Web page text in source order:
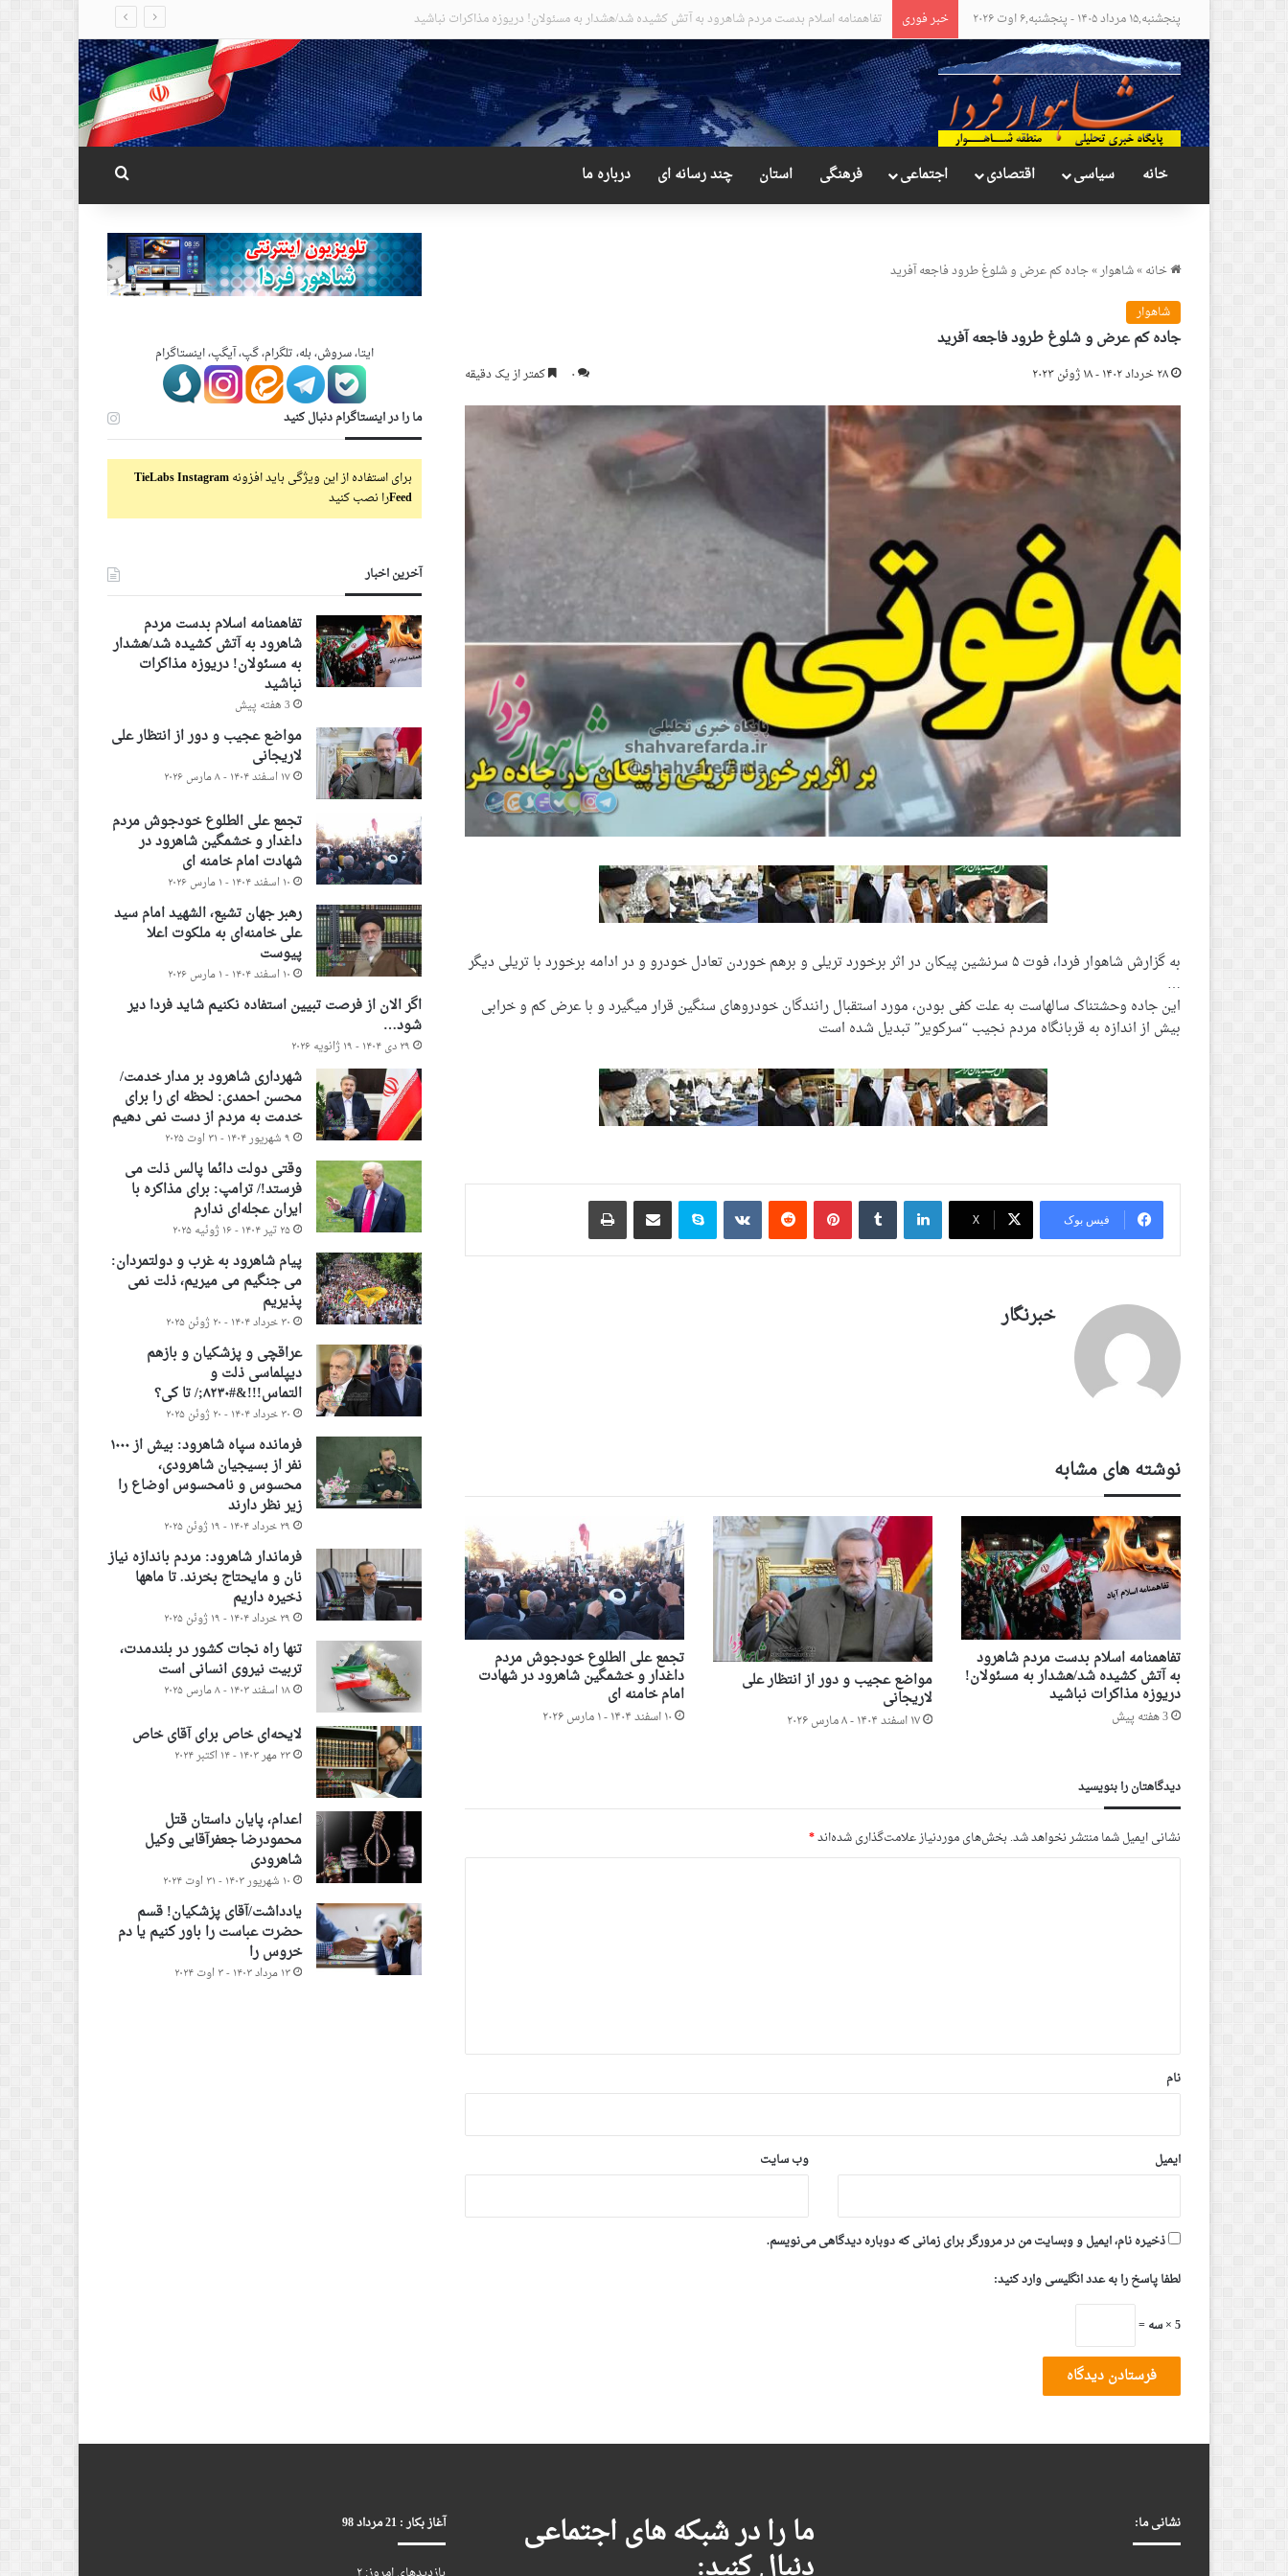
پنجشنبه,۱۵ مرداد ۱۴۰۵ - پنجشنبه,۶ اوت ۲۰۲۶ خبر فوری مواضع عجیب و دور از انتظار علی لاریجانی
خانه سیاسی اقتصادی اجتماعی فرهنگی استان چند رسانه ای درباره ما جستجو برای
خانه»شاهوار»جاده کم عرض و شلوغ طرود فاجعه آفرید
شاهوار
جاده کم عرض و شلوغ طرود فاجعه آفرید
۲۸ خرداد ۱۴۰۲ - ۱۸ ژوئن ۲۰۲۳ ۰ کمتر از یک دقیقه
به گزارش شاهوار فردا، فوت ۵ سرنشین پیکان در اثر برخورد تریلی و برهم خوردن تعادل خودرو و در ادامه برخورد با تریلی دیگر
…
این جاده وحشتناک سالهاست به علت کفی بودن، مورد استقبال رانندگان خودروهای سنگین قرار میگیرد و با عرض کم و خرابی
بیش از اندازه به قربانگاه مردم نجیب “سرکویر” تبدیل شده است
فیس بوک X
لینکدین ‫تامبلر ‫پین‌ترست‫رددیت ‫VKontakteاسکایپ اشتراک گذاری از طریق ایمیل چاپ
خبرنگار
نوشته های مشابه
تفاهمنامه اسلام بدست مردم شاهرود
به آتش کشیده شد/هشدار به مسئولان!
دریوزه مذاکرات نباشید
3 هفته پیش
مواضع عجیب و دور از انتظار علی
لاریجانی
۱۷ اسفند ۱۴۰۴ - ۸ مارس ۲۰۲۶
تجمع علی الطلوع خودجوش مردم
داغدار و خشمگین شاهرود در شهادت
امام خامنه ای
۱۰ اسفند ۱۴۰۴ - ۱ مارس ۲۰۲۶
دیدگاهتان را بنویسید
نشانی ایمیل شما منتشر نخواهد شد.بخش‌های موردنیاز علامت‌گذاری شده‌اند*
نام
ایمیل وب‌ سایت
ذخیره نام، ایمیل و وبسایت من در مرورگر برای زمانی که دوباره دیدگاهی می‌نویسم.
لطفا پاسخ را به عدد انگلیسی وارد کنید:
5 × سه =
ایتا، سروش، بله، تلگرام، گپ، آیگپ، اینستاگرام
ما را در اینستاگرام دنبال کنید
برای استفاده از این ویژگی باید افزونهTieLabs Instagram
Feedرا نصب کنید
آخرین اخبار
تفاهمنامه اسلام بدست مردم
شاهرود به آتش کشیده شد/هشدار
به مسئولان! دریوزه مذاکرات
نباشید
3 هفته پیش
مواضع عجیب و دور از انتظار علی
لاریجانی
۱۷ اسفند ۱۴۰۴ - ۸ مارس ۲۰۲۶
تجمع علی الطلوع خودجوش مردم
داغدار و خشمگین شاهرود در
شهادت امام خامنه ای
۱۰ اسفند ۱۴۰۴ - ۱ مارس ۲۰۲۶
رهبر جهان تشیع، الشهید امام سید
علی خامنه‌ای به ملکوت اعلا
پیوست
۱۰ اسفند ۱۴۰۴ - ۱ مارس ۲۰۲۶
اگر الان از فرصت تبیین استفاده نکنیم شاید فردا دیر
شود…
۲۹ دی ۱۴۰۴ - ۱۹ ژانویه ۲۰۲۶
شهرداری شاهرود بر مدار خدمت/
محسن احمدی: لحظه ای را برای
خدمت به مردم از دست نمی دهیم
۹ شهریور ۱۴۰۴ - ۳۱ اوت ۲۰۲۵
وقتی دولت دائما پالس ذلت می
فرستد!/ ترامپ: برای مذاکره با
ایران عجله‌ای ندارم
۲۵ تیر ۱۴۰۴ - ۱۶ ژوئیه ۲۰۲۵
پیام شاهرود به غرب و دولتمردان:
می جنگیم می میریم، ذلت نمی
پذیریم
۳۰ خرداد ۱۴۰۴ - ۲۰ ژوئن ۲۰۲۵
عراقچی و پزشکیان و بازهم
دیپلماسی ذلت و
التماس!!!&#۸۲۳۰;/ تا کی؟
۳۰ خرداد ۱۴۰۴ - ۲۰ ژوئن ۲۰۲۵
فرمانده سپاه شاهرود: بیش از ۱۰۰۰
نفر از بسیجیان شاهرودی،
محسوس و نامحسوس اوضاع را
زیر نظر دارند
۲۹ خرداد ۱۴۰۴ - ۱۹ ژوئن ۲۰۲۵
فرماندار شاهرود: مردم باندازه نیاز
نان و مایحتاج بخرند. تا ماهها
ذخیره داریم
۲۹ خرداد ۱۴۰۴ - ۱۹ ژوئن ۲۰۲۵
تنها راه نجات کشور در بلندمدت،
تربیت نیروی انسانی است
۱۸ اسفند ۱۴۰۳ - ۸ مارس ۲۰۲۵
لایحه‌ای خاص برای آقای خاص
۲۳ مهر ۱۴۰۳ - ۱۴ اکتبر ۲۰۲۴
اعدام، پایان داستان قتل
محمودرضا جعفرآقایی وکیل
شاهرودی
۱۰ شهریور ۱۴۰۳ - ۳۱ اوت ۲۰۲۴
یادداشت/آقای پزشکیان! قسم
حضرت عباست را باور کنیم یا دم
خروس را
۱۳ مرداد ۱۴۰۳ - ۳ اوت ۲۰۲۴
نشانی ما: ما را در شبکه های اجتماعی آغاز بکار : 21 مرداد 98